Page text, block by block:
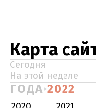
Карта
Сегодня
На этой неделе
ГОДА 2022